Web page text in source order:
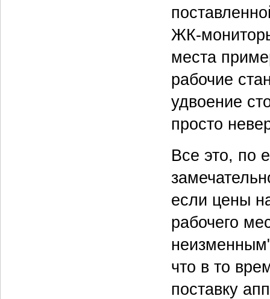
ЖК-
места
рабочие
удвоение
просто
Все это, по
если цены
рабочего
что в то
поставку